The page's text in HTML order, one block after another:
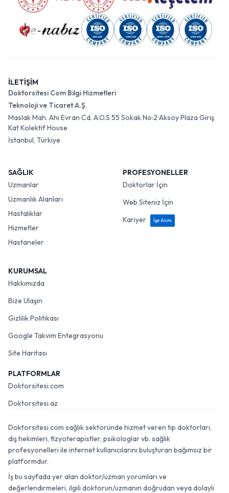
İLETİŞİM
Doktorsitesi Com Bilgi Hizmetleri
Teknoloji ve Ticaret A.Ş.
Maslak Mah. Ahi Evran Cd. A.O.S 55 Sokak No:2 Aksoy Plaza Giriş
Kat Kolektif House
İstanbul, Türkiye
SAĞLIK
Uzmanlar
Uzmanlık Alanları
Hastalıklar
Hizmetler
Hastaneler
PROFESYONELLER
Doktorlar İçin
Web Siteniz İçin
Kariyer
İşe Alım
KURUMSAL
Hakkımızda
Bize Ulaşın
Gizlilik Politikası
Google Takvim Entegrasyonu
Site Haritası
PLATFORMLAR
Doktorsitesi.com
Doktorsitesi.az
Doktorsitesi.com sağlık sektöründe hizmet veren tıp doktorları,
diş hekimleri, fizyoterapistler, psikologlar vb. sağlık
profesyonelleri ile internet kullanıcılarını buluşturan bağımsız bir
platformdur.
İş bu sayfada yer alan doktor/uzman yorumları ve
değerlendirmeleri, ilgili doktorun/uzmanın doğrudan veya dolaylı